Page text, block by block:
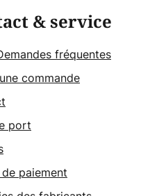
& service
fréquentes
commande
port
paiement